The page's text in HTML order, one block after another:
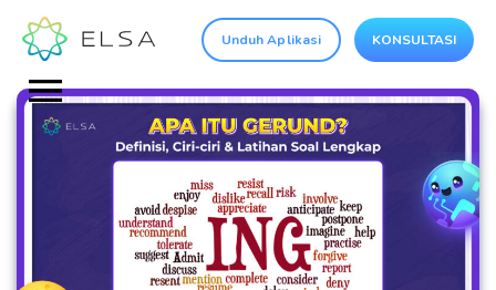
Unduh Aplikasi KONSULTASI